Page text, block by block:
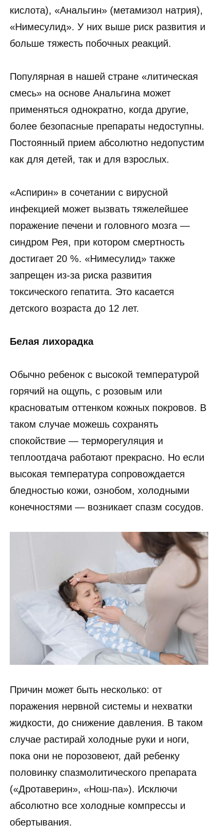
кислота), «Анальгин» (метамизол натрия),
«Нимесулид». У них выше риск развития и
больше тяжесть побочных реакций.
Популярная в нашей стране «литическая
смесь» на основе Анальгина может
применяться однократно, когда другие,
более безопасные препараты недоступны.
Постоянный прием абсолютно недопустим
как для детей, так и для взрослых.
«Аспирин» в сочетании с вирусной
инфекцией может вызвать тяжелейшее
поражение печени и головного мозга —
синдром Рея, при котором смертность
достигает 20 %. «Нимесулид» также
запрещен из-за риска развития
токсического гепатита. Это касается
детского возраста до 12 лет.
Белая лихорадка
Обычно ребенок с высокой температурой
горячий на ощупь, с розовым или
красноватым оттенком кожных покровов. В
таком случае можешь сохранять
спокойствие — терморегуляция и
теплоотдача работают прекрасно. Но если
высокая температура сопровождается
бледностью кожи, ознобом, холодными
конечностями — возникает спазм сосудов.
Причин может быть несколько: от
поражения нервной системы и нехватки
жидкости, до снижение давления. В таком
случае растирай холодные руки и ноги,
пока они не порозовеют, дай ребенку
половинку спазмолитического препарата
(«Дротаверин», «Нош-па»). Исключи
абсолютно все холодные компрессы и
обертывания.